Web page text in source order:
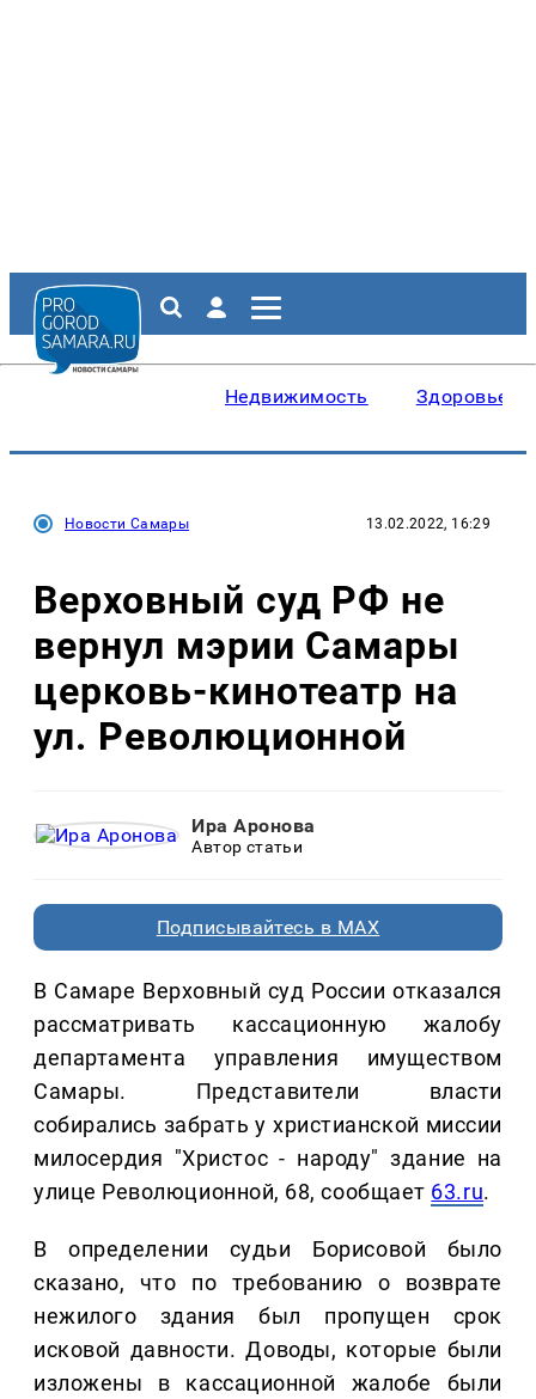
Недвижимость Здоровье
Новости Самары 13.02.2022, 16:29
Верховный суд РФ не
вернул мэрии Самары
церковь-кинотеатр на
ул. Революционной
Ира Аронова
Автор статьи
Подписывайтесь в MAX
В Самаре Верховный суд России отказался
рассматривать кассационную жалобу
департамента управления имуществом
Самары. Представители власти
собирались забрать у христианской миссии
милосердия "Христос - народу" здание на
улице Революционной, 68, сообщает 63.ru.
В определении судьи Борисовой было
сказано, что по требованию о возврате
нежилого здания был пропущен срок
исковой давности. Доводы, которые были
изложены в кассационной жалобе были